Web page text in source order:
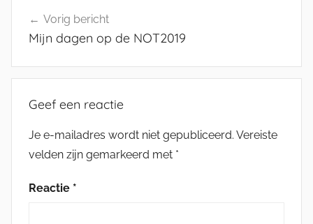
navigatie
Vorig bericht
Mijn dagen op de NOT2019
Geef een reactie
Je e-mailadres wordt niet gepubliceerd. Vereiste
velden zijn gemarkeerd met *
Reactie *